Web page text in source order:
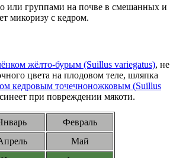
или группами на почве в смешанных и
микоризу с кедром.
жёлто-бурым (Suillus variegatus), не
цвета на плодовом теле, шляпка
кедровым точечноножковым (Suillus
при повреждении мякоти.
Февраль
Май